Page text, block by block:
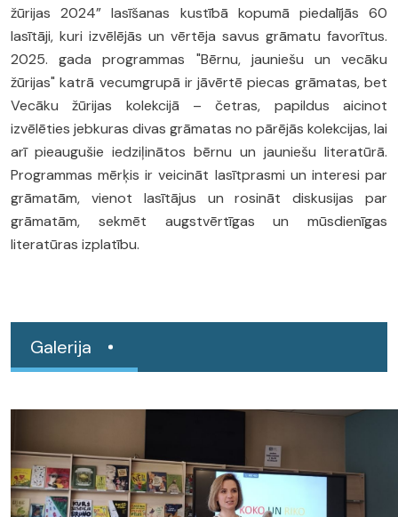
žūrijas 2024” lasīšanas kustībā kopumā piedalījās 60
lasītāji, kuri izvēlējās un vērtēja savus grāmatu favorītus.
2025. gada programmas "Bērnu, jauniešu un vecāku
žūrijas" katrā vecumgrupā ir jāvērtē piecas grāmatas, bet
Vecāku žūrijas kolekcijā – četras, papildus aicinot
izvēlēties jebkuras divas grāmatas no pārējās kolekcijas, lai
arī pieaugušie iedziļinātos bērnu un jauniešu literatūrā.
Programmas mērķis ir veicināt lasītprasmi un interesi par
grāmatām, vienot lasītājus un rosināt diskusijas par
grāmatām, sekmēt augstvērtīgas un mūsdienīgas
literatūras izplatību.
Galerija